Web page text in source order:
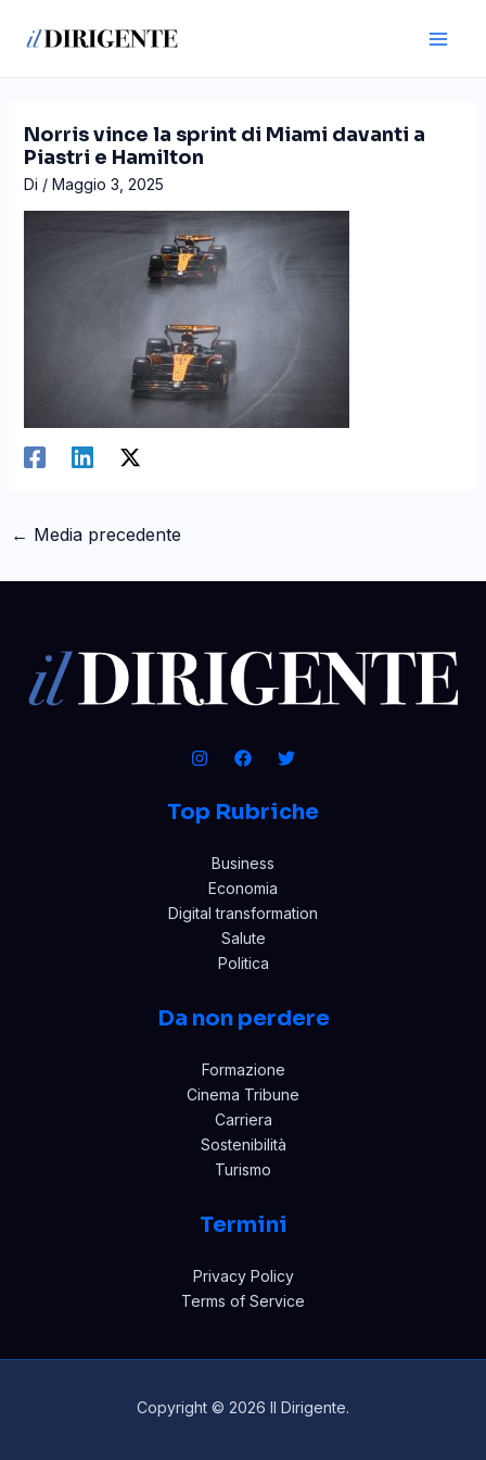
Norris vince la sprint di Miami davanti a
Piastri e Hamilton
Di / Maggio 3, 2025
articoli
← Media precedente
Top Rubriche
Business
Economia
Digital transformation
Salute
Politica
Da non perdere
Formazione
Cinema Tribune
Carriera
Sostenibilità
Turismo
Termini
Privacy Policy
Terms of Service
Copyright © 2026 Il Dirigente.